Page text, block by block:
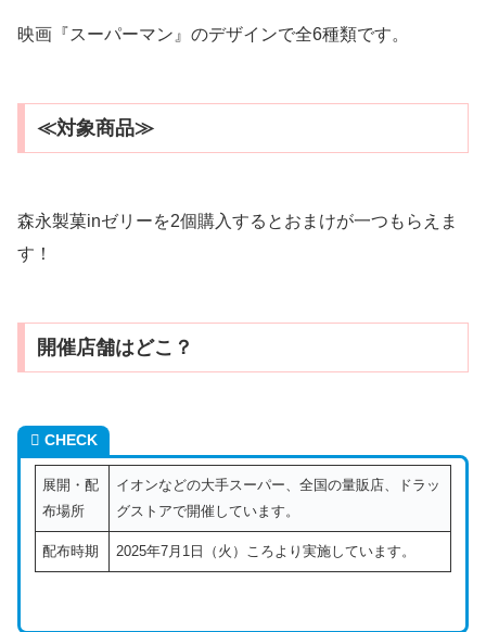
映画『スーパーマン』のデザインで全6種類です。
≪対象商品≫
森永製菓inゼリーを2個購入するとおまけが一つもらえま
す！
開催店舗はどこ？
CHECK
展開・配
布場所
イオンなどの大手スーパー、全国の量販店、ドラッ
グストアで開催しています。
配布時期 2025年7月1日（火）ころより実施しています。